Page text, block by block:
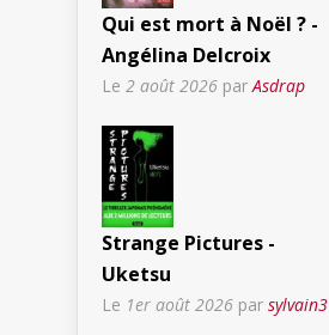
Qui est mort à Noël ? -
Angélina Delcroix
Le 2 août 2026 par Asdrap
Strange Pictures -
Uketsu
Le 1er août 2026 par sylvain3